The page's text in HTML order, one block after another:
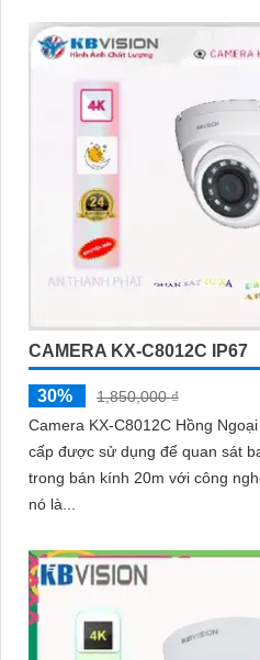
CAMERA KX-C8012C IP67
30%
1,850,000 ₫
Camera KX-C8012C Hồng
cấp được sử dụng để quan sát
trong bán kính 20m với công nghệ Hồng
nó là...